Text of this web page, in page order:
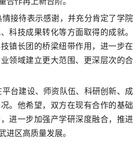
接待表示感谢，并充分肯定了 学院
科技成果转化等方面取得的成就。
镇长团的桥梁纽带作用，进一步在
领域建立更大范围、更深层次的合
台建设、师资队伍、科研创新、成
。 他希望，双方在现有合作的基础
进一步加强产学研深度融合，推进
进区高质量发展。